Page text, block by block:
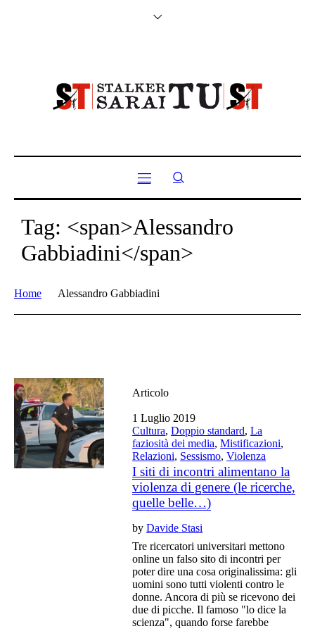
Tag: <span>Alessandro
Gabbiadini</span>
Home Alessandro Gabbiadini
Articolo
1 Luglio 2019
Cultura,Doppio standard,La
faziosità dei media,Mistificazioni,
Relazioni, Sessismo,Violenza
I siti di incontri alimentano la
violenza di genere (le ricerche,
quelle belle…)
byDavide Stasi
Tre ricercatori universitari mettono
online un falso sito di incontri per
poter dire una cosa originalissima: gli
uomini sono tutti violenti contro le
donne. Ancora di più se ricevono dei
due di picche. Il famoso "lo dice la
scienza", quando forse farebbe